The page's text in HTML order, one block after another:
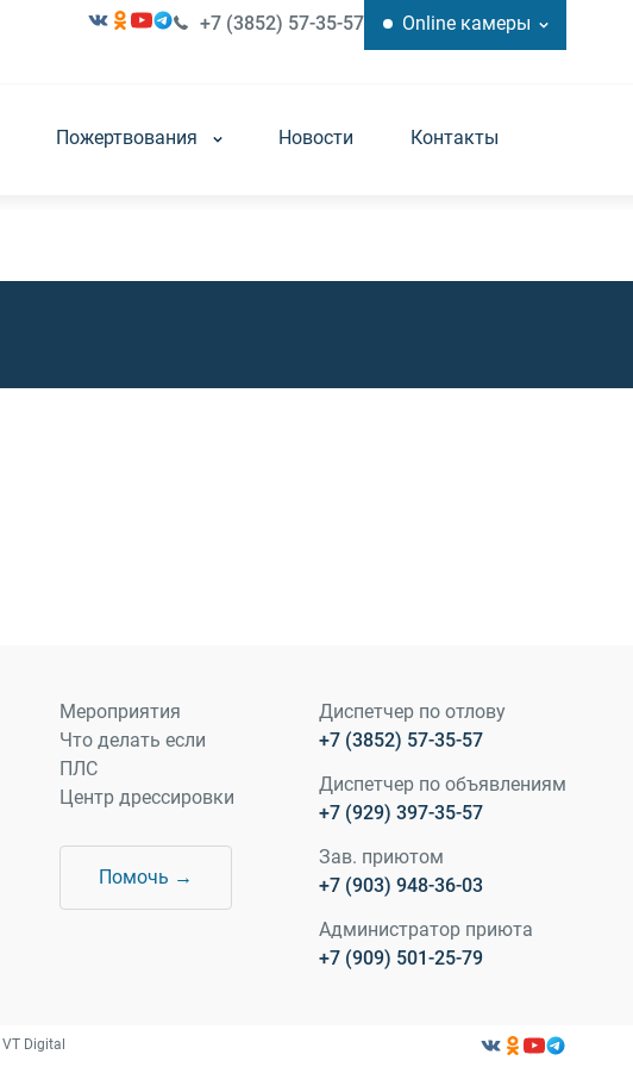
+7 (3852) 57-35-57 Online камеры
Пожертвования Новости Контакты
Мероприятия
Что делать если
ПЛС
Центр дрессировки
Помочь →
Диспетчер по отлову
+7 (3852) 57-35-57
Диспетчер по объявлениям
+7 (929) 397-35-57
Зав. приютом
+7 (903) 948-36-03
Администратор приюта
+7 (909) 501-25-79
VT Digital